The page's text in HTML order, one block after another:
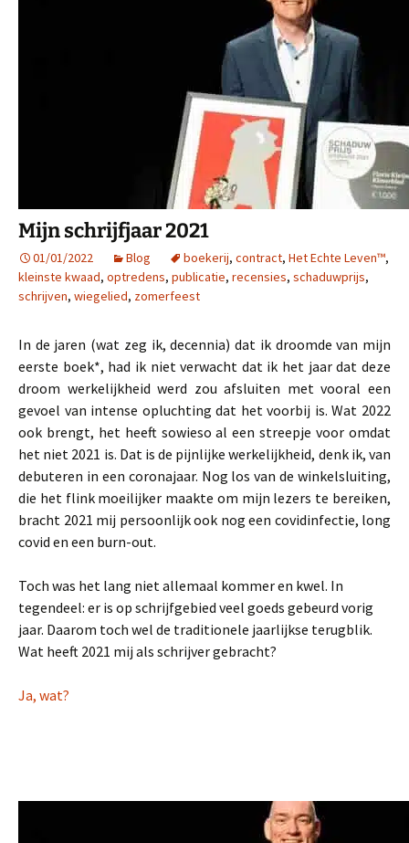
Mijn schrijfjaar 2021
01/01/2022 Blog boekerij, contract, Het Echte Leven™,
kleinste kwaad, optredens, publicatie, recensies, schaduwprijs,
schrijven, wiegelied, zomerfeest
In de jaren (wat zeg ik, decennia) dat ik droomde van mijn
eerste boek*, had ik niet verwacht dat ik het jaar dat deze
droom werkelijkheid werd zou afsluiten met vooral een
gevoel van intense opluchting dat het voorbij is. Wat 2022
ook brengt, het heeft sowieso al een streepje voor omdat
het niet 2021 is. Dat is de pijnlijke werkelijkheid, denk ik, van
debuteren in een coronajaar. Nog los van de winkelsluiting,
die het flink moeilijker maakte om mijn lezers te bereiken,
bracht 2021 mij persoonlijk ook nog een covidinfectie, long
covid en een burn-out.
Toch was het lang niet allemaal kommer en kwel. In
tegendeel: er is op schrijfgebied veel goeds gebeurd vorig
jaar. Daarom toch wel de traditionele jaarlijkse terugblik.
Wat heeft 2021 mij als schrijver gebracht?
Ja, wat?